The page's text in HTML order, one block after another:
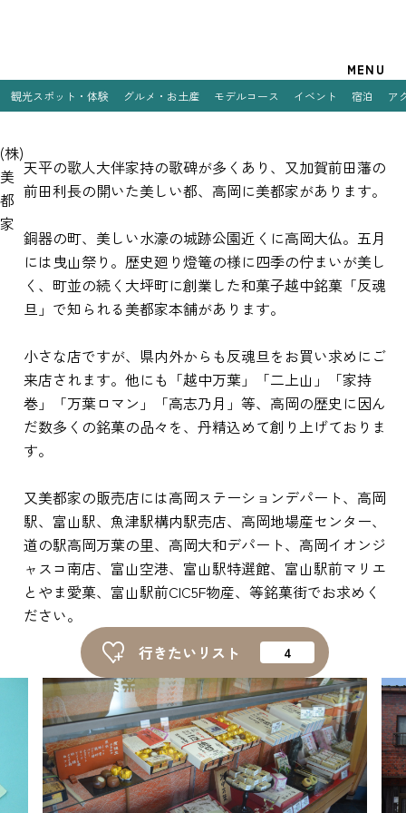
観光スポット・体験 グルメ・お土産 モデルコース イベント 宿泊 ア
(株)
美
都
家
天平の歌人大伴家持の歌碑が多くあり、又加賀前田藩の
前田利長の開いた美しい都、高岡に美都家があります。
銅器の町、美しい水濠の城跡公園近くに高岡大仏。五月
には曳山祭り。歴史廻り燈篭の様に四季の佇まいが美し
く、町並の続く大坪町に創業した和菓子越中銘菓「反魂
旦」で知られる美都家本舗があります。
小さな店ですが、県内外からも反魂旦をお買い求めにご
来店されます。他にも「越中万葉」「二上山」「家持
巻」「万葉ロマン」「高志乃月」等、高岡の歴史に因ん
だ数多くの銘菓の品々を、丹精込めて創り上げておりま
す。
又美都家の販売店には高岡ステーションデパート、高岡
駅、富山駅、魚津駅構内駅売店、高岡地場産センター、
道の駅高岡万葉の里、高岡大和デパート、高岡イオンジ
ャスコ南店、富山空港、富山駅特選館、富山駅前マリエ
とやま愛菓、富山駅前CIC5F物産、等銘菓街でお求めく
ださい。
行きたいリスト
観光スポット・体験
グルメ・お土産
モデルコース
イベント
宿泊
アクセス
ピックアップ
地元ライター記事
お得で便利なサービス
観光ガイド
レンタサイクル
MENU